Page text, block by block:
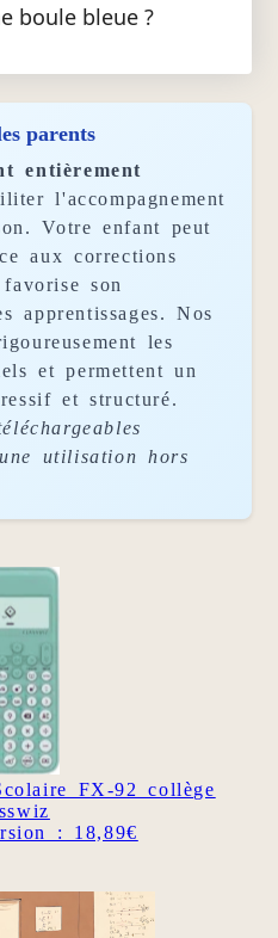
boule bleue ?
parents
entièrement
l'accompagnement
Votre enfant peut
aux corrections
son
apprentissages. Nos
les
et permettent un
et structuré.
utilisation hors
FX-92 collège
: 18,89€